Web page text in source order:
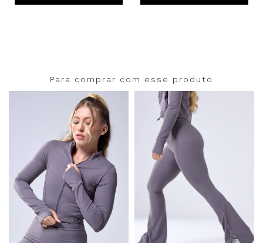
Para comprar com esse produto